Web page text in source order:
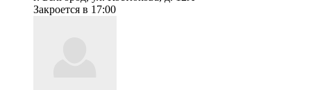
Закроется в 17:00